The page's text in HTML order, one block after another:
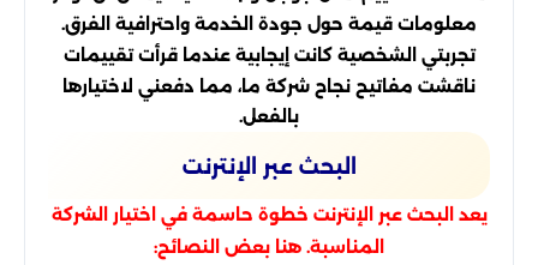
معلومات قيمة حول جودة الخدمة واحترافية الفرق.
تجربتي الشخصية كانت إيجابية عندما قرأت تقييمات
ناقشت مفاتيح نجاح شركة ما، مما دفعني لاختيارها
بالفعل.
البحث عبر الإنترنت
يعد البحث عبر الإنترنت خطوة حاسمة في اختيار الشركة
المناسبة. هنا بعض النصائح: